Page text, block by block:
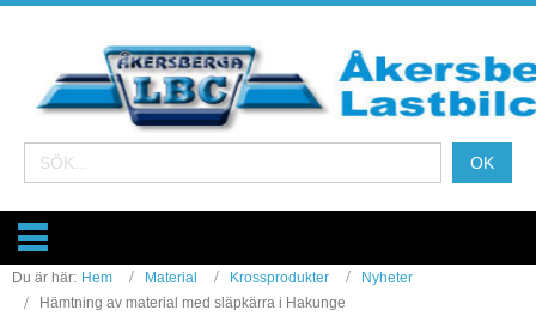
Du är här: Hem Material Krossprodukter
Nyheter
Hämtning av material med släpkärra i Hakunge